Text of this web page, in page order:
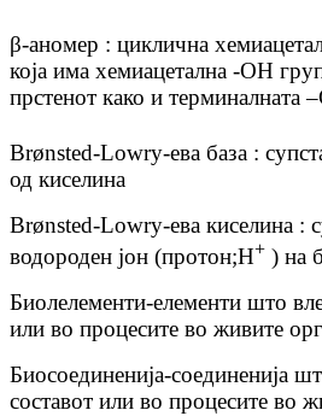
β-аномер : циклична
која има хемиацетална -OH
прстенот како и терминалната
Brønsted-Lowry-ева база :
од киселина
Brønsted-Lowry-ева киселина :
водороден јон (протон;H+ ) на
Биолелементи-елементи што
или во процесите во живите
Биосоединенија-соединенија
составот или во процесите во